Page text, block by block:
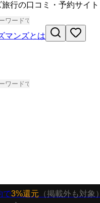
旅行の口コミ・予約サイト
マンズとは
で3%還元 （掲載外も対象）